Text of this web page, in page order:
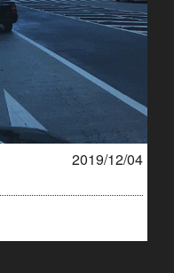
2019/12/04